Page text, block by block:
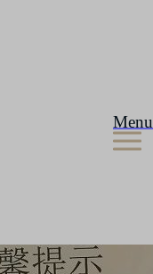
Menu